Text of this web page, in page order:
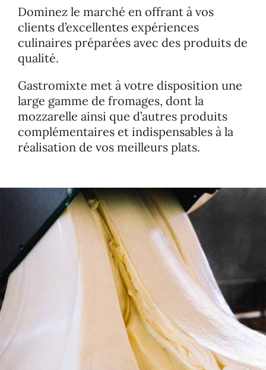
Dominez le marché en offrant à vos
clients d’excellentes expériences
culinaires préparées avec des produits de
qualité.
Gastromixte met à votre disposition une
large gamme de fromages, dont la
mozzarelle ainsi que d’autres produits
complémentaires et indispensables à la
réalisation de vos meilleurs plats.